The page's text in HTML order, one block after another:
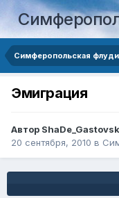
Симферопольская
Эмиграция
Автор
20 сентября, 2010 в